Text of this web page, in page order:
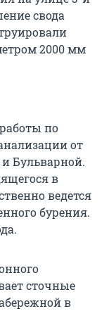
свода
2000 мм
по
от
Бульварной.
в
ведется
бурения.
сточные
в